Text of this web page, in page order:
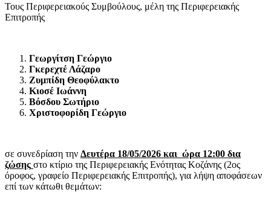
Τους Περιφερειακούς Συμβούλους, μέλη της Περιφερειακής
Επιτροπής
Γεωργίτση Γεώργιο
Γκερεχτέ Λάζαρο
Ζυμπίδη Θεοφύλακτο
Κιοσέ Ιωάννη
Βόσδου Σωτήριο
Χριστοφορίδη Γεώργιο
σε συνεδρίαση την Δευτέρα 18/05/2026 και ώρα 12:00 δια
ζώσης στο κτίριο της Περιφερειακής Ενότητας Κοζάνης (2ος
όροφος, γραφείο Περιφερειακής Επιτροπής), για λήψη αποφάσεων
επί των κάτωθι θεμάτων: